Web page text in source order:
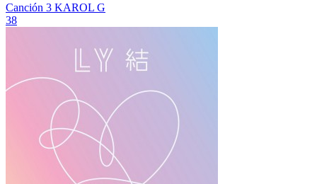
Canción 3 KAROL G
38